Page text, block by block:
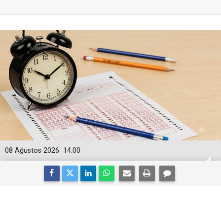
14:00
08 Ağustos 2026